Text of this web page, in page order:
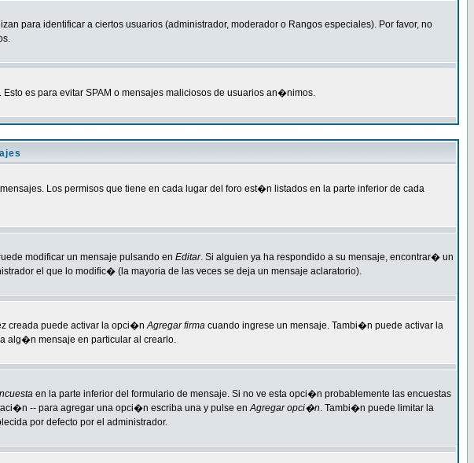
para identificar a ciertos usuarios (administrador, moderador o Rangos especiales). Por favor, no
es para evitar SPAM o mensajes maliciosos de usuarios an�nimos.
Los permisos que tiene en cada lugar del foro est�n listados en la parte inferior de cada
modificar un mensaje pulsando en Editar. Si alguien ya ha respondido a su mensaje, encontrar� un
el que lo modific� (la mayoria de las veces se deja un mensaje aclaratorio).
creada puede activar la opci�nAgregar firma cuando ingrese un mensaje. Tambi�n puede activar la
alg�n mensaje en particular al crearlo.
en la parte inferior del formulario de mensaje. Si no ve esta opci�n probablemente las encuestas
-- para agregar una opci�n escriba una y pulse enAgregar opci�n. Tambi�n puede limitar la
por defecto por el administrador.